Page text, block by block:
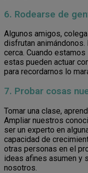
6. Rodearse de
Algunos amigos,
disfrutan
cerca. Cuando
estas pueden actuar
para recordarnos lo
7. Probar cosas
Tomar una clase,
Ampliar nuestros
ser un experto en
capacidad de
otras personas en el
ideas afines asumen y
nosotros.